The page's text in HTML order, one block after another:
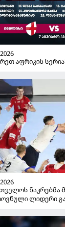
აფრიკის
ნაკრებმა
ლიდერი